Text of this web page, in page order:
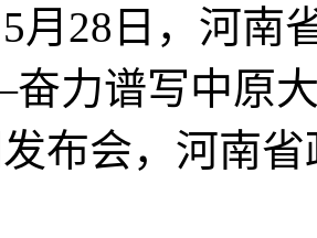
月28日，河南
力谱写中原
布会，河南